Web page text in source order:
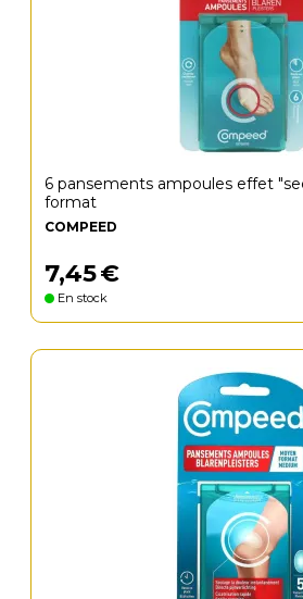
6 pansements ampoules effet
format
COMPEED
7,45€
En stock